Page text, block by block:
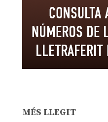
MÉS LLEGIT